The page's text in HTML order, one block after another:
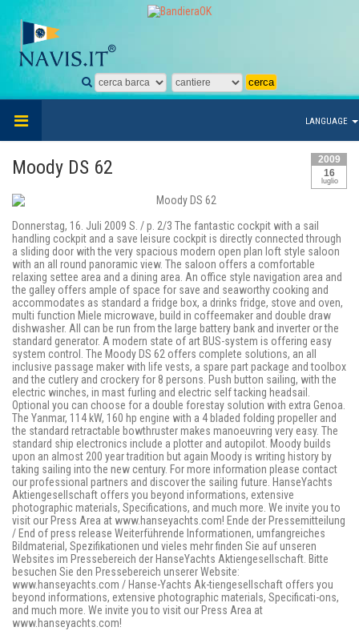
LANGUAGE
2009
16
luglio
Moody DS 62
Donnerstag, 16. Juli 2009 S. / p. 2/3 The fantastic cockpit with a sail
handling cockpit and a save leisure cockpit is directly connected through
a sliding door with the very spacious modern open plan loft style saloon
with an all round panoramic view. The saloon offers a comfortable
relaxing settee area and a dining area. An office style navigation area and
the galley offers ample of space for save and seaworthy cooking and
accommodates as standard a fridge box, a drinks fridge, stove and oven,
multi function Miele microwave, build in coffeemaker and double draw
dishwasher. All can be run from the large battery bank and inverter or the
standard generator. A modern state of art BUS-system is offering easy
system control. The Moody DS 62 offers complete solutions, an all
inclusive passage maker with life vests, a spare part package and toolbox
and the cutlery and crockery for 8 persons. Push button sailing, with the
electric winches, in mast furling and electric self tacking headsail.
Optional you can choose for a double forestay solution with extra Genoa.
The Yanmar, 114 kW, 160 hp engine with a 4 bladed folding propeller and
the standard retractable bowthruster makes manoeuvring very easy. The
standard ship electronics include a plotter and autopilot. Moody builds
upon an almost 200 year tradition but again Moody is writing history by
taking sailing into the new century. For more information please contact
our professional partners and discover the sailing future. HanseYachts
Aktiengesellschaft offers you beyond informations, extensive
photographic materials, Specifications, and much more. We invite you to
visit our Press Area at www.hanseyachts.com! Ende der Pressemitteilung
/ End of press release Weiterführende Informationen, umfangreiches
Bildmaterial, Spezifikationen und vieles mehr finden Sie auf unseren
Websites im Pressebereich der HanseYachts Aktiengesellschaft. Bitte
besuchen Sie den Pressebereich unserer Website:
www.hanseyachts.com / Hanse-Yachts Ak-tiengesellschaft offers you
beyond informations, extensive photographic materials, Specificati-ons,
and much more. We invite you to visit our Press Area at
www.hanseyachts.com!